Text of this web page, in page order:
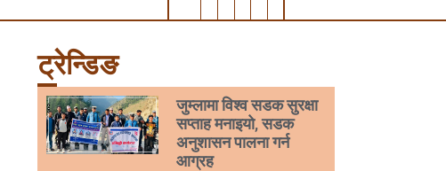
ट्रेन्डिङ
जुम्लामा विश्व सडक सुरक्षा
सप्ताह मनाइयो, सडक
अनुशासन पालना गर्न
आग्रह